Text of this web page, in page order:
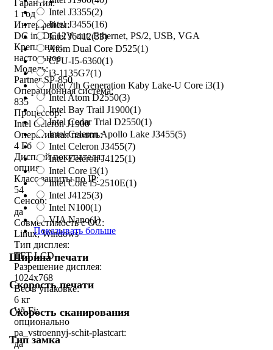
Intel J3355(2)
Intel J3455(16)
Intel J6412(33)
Atom Dual Core D525(1)
CPU-I5-6360(1)
i3-1135G7(1)
Intel 7th Generation Kaby Lake-U Core i3(1)
Intel Atom D2550(3)
Intel Bay Trail J1900(1)
Intel Cedar Trial D2550(1)
Intel Celeron Apollo Lake J3455(5)
Intel Celeron J3455(7)
Intel Celeron J4125(1)
Intel Core i3(1)
Intel Core i5-2510E(1)
Intel J4125(3)
Intel N100(1)
VIA Nano(1)
Показывать больше
Ширина печати
Скорость печати
Скорость сканирования
Тип замка
Гарантия:
1 год
Интерфейсы:
DC in, DC12V out, Ethernet, PS/2, USB, VGA
Крепление:
настольное
Модель:
Partner SP-850
Операционная система:
835
Процессор:
Intel Celeron J1900
Оперативная память:
4 Гб
Дисплей покупателя:
опция
Класс защиты по IP:
54
Сенсор:
да
Совместимость с ОС:
Linux, Windows
Тип дисплея:
TFT LCD
Разрешение дисплея:
1024x768
Вес в упаковке:
6 кг
Wi-Fi:
опционально
pa_vstroennyj-schit-plastcart:
да